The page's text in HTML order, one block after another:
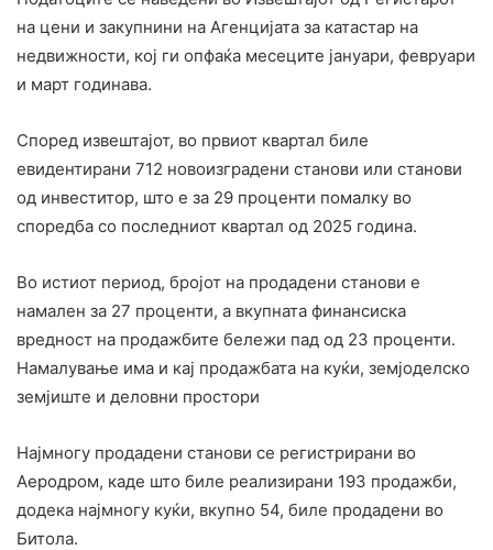
на цени и закупнини на Агенцијата за катастар на
недвижности, кој ги опфаќа месеците јануари, февруари
и март годинава.
Според извештајот, во првиот квартал биле
евидентирани 712 новоизградени станови или станови
од инвеститор, што е за 29 проценти помалку во
споредба со последниот квартал од 2025 година.
Во истиот период, бројот на продадени станови е
намален за 27 проценти, а вкупната финансиска
вредност на продажбите бележи пад од 23 проценти.
Намалување има и кај продажбата на куќи, земјоделско
земјиште и деловни простори
Најмногу продадени станови се регистрирани во
Аеродром, каде што биле реализирани 193 продажби,
додека најмногу куќи, вкупно 54, биле продадени во
Битола.